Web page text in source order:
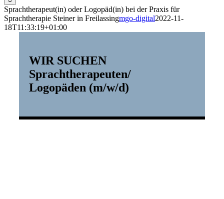
Sprachtherapeut(in) oder Logopäd(in) bei der Praxis für
Sprachtherapie Steiner in Freilassingmgo-digital2022-11-
18T11:33:19+01:00
WIR SUCHEN
Sprachtherapeuten/
Logopäden (m/w/d)